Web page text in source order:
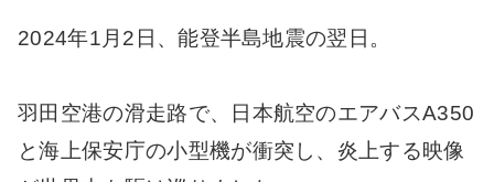
2024年1月2日、能登半島地震の翌日。
羽田空港の滑走路で、日本航空のエアバスA350
と海上保安庁の小型機が衝突し、炎上する映像